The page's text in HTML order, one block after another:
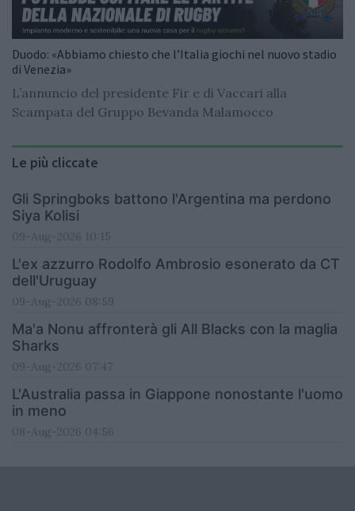
Duodo: «Abbiamo chiesto che l’Italia giochi nel nuovo stadio
di Venezia»
L’annuncio del presidente Fir e di Vaccari alla
Scampata del Gruppo Bevanda Malamocco
Le più cliccate
Gli Springboks battono l'Argentina ma perdono
Siya Kolisi
09-Aug-2026 10:15
L'ex azzurro Rodolfo Ambrosio esonerato da CT
dell'Uruguay
09-Aug-2026 08:59
Ma'a Nonu affronterà gli All Blacks con la maglia
Sharks
09-Aug-2026 07:47
L'Australia passa in Giappone nonostante l'uomo
in meno
08-Aug-2026 04:56